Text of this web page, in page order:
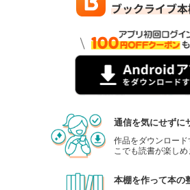
通信を気にせずに
作品をダウンロー
こでも読書が楽しめ
本棚を作って本の